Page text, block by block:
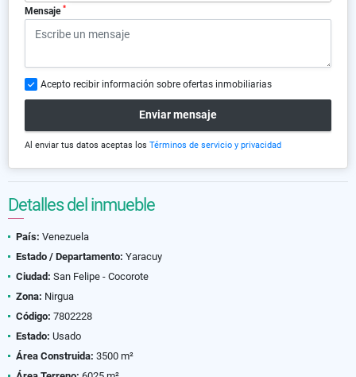
Mensaje *
Acepto recibir información sobre ofertas inmobiliarias
Enviar mensaje
Al enviar tus datos aceptas los Términos de servicio y privacidad
Detalles del inmueble
País: Venezuela
Estado / Departamento: Yaracuy
Ciudad: San Felipe - Cocorote
Zona: Nirgua
Código: 7802228
Estado: Usado
Área Construida: 3500 m²